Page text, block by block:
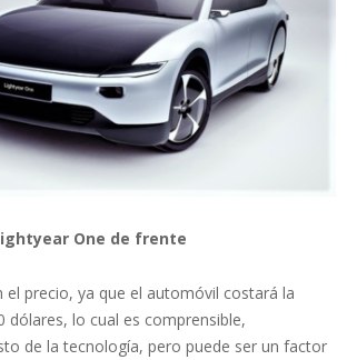
One de frente
el precio, ya que el automóvil costará la
dólares, lo cual es comprensible,
de la tecnología, pero puede ser un factor